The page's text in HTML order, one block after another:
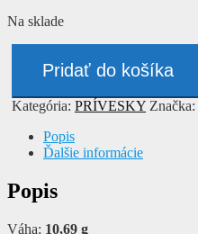
Na sklade
Prívesok
LAPIS
Pridať do košíka
Kategória: PRÍVESKY Značka:
Popis
Ďalšie informácie
Popis
Váha: 10,69 g